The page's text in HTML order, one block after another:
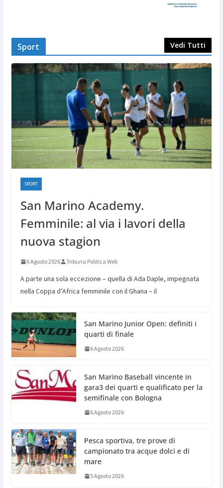
Sport Vedi Tutti
SPORT
San Marino Academy.
Femminile: al via i lavori della
nuova stagion
6 Agosto 2026 Tribuna Politica Web
A parte una sola eccezione – quella di Ada Daple, impegnata
nella Coppa d’Africa femminile con il Ghana – il
San Marino Junior Open: definiti i
quarti di finale
6 Agosto 2026
San Marino Baseball vincente in
gara3 dei quarti e qualificato per la
semifinale con Bologna
6 Agosto 2026
Pesca sportiva, tre prove di
campionato tra acque dolci e di
mare
5 Agosto 2026